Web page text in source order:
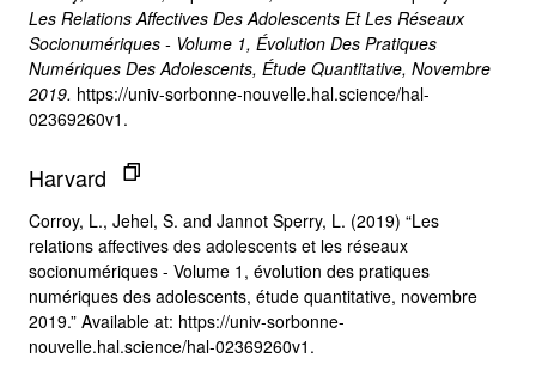
Les Relations Affectives Des Adolescents Et Les Réseaux
Socionumériques - Volume 1, Évolution Des Pratiques
Numériques Des Adolescents, Étude Quantitative, Novembre
2019. https://univ-sorbonne-nouvelle.hal.science/hal-
02369260v1.
Harvard
Corroy, L., Jehel, S. and Jannot Sperry, L. (2019) “Les
relations affectives des adolescents et les réseaux
socionumériques - Volume 1, évolution des pratiques
numériques des adolescents, étude quantitative, novembre
2019.” Available at: https://univ-sorbonne-
nouvelle.hal.science/hal-02369260v1.